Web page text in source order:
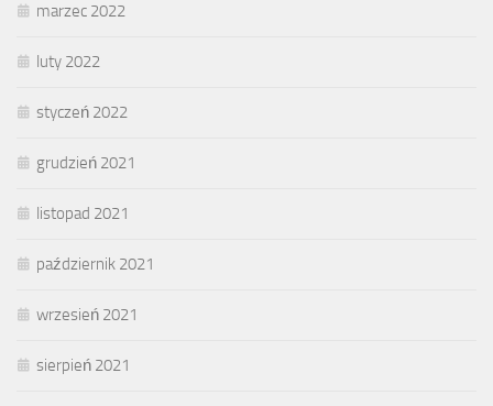
marzec 2022
luty 2022
styczeń 2022
grudzień 2021
listopad 2021
październik 2021
wrzesień 2021
sierpień 2021